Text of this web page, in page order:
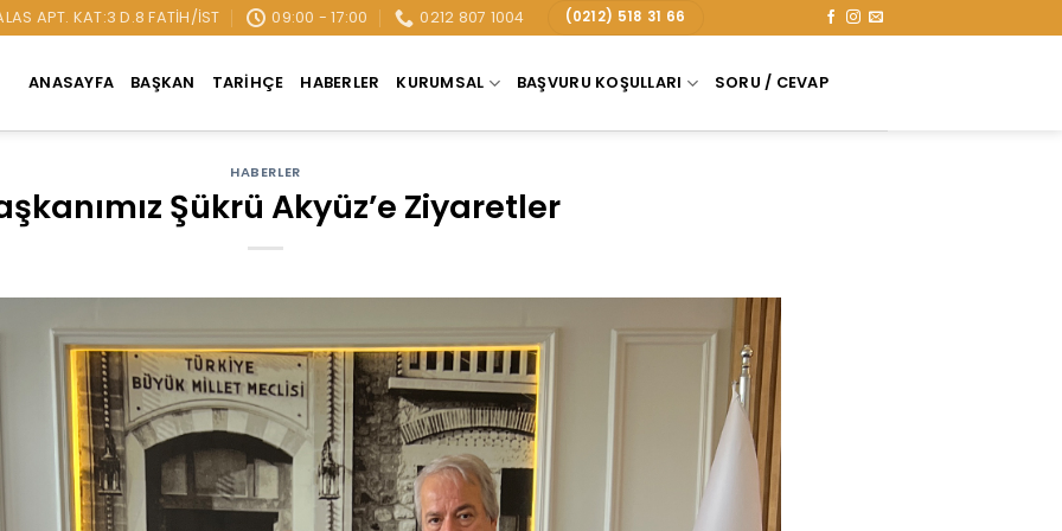
APT. KAT:3 D.8 FATIH/İST 09:00 - 17:00 0212 807 1004 (0212) 518 31 66
ANASAYFA BAŞKAN TARIHÇE HABERLER KURUMSAL BAŞVURU KOŞULLARI SORU / CEVAP
HABERLER
Şükrü Akyüz’e Ziyaretler